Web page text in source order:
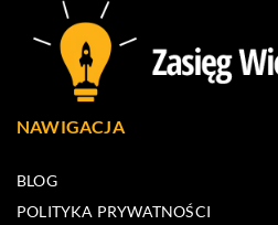
NAWIGACJA
BLOG
POLITYKA PRYWATNOŚCI